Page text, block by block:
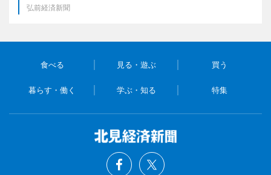
弘前経済新聞
食べる 見る・遊ぶ 買う
暮らす・働く 学ぶ・知る 特集